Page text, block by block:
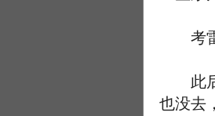
考雷
此后
也没去